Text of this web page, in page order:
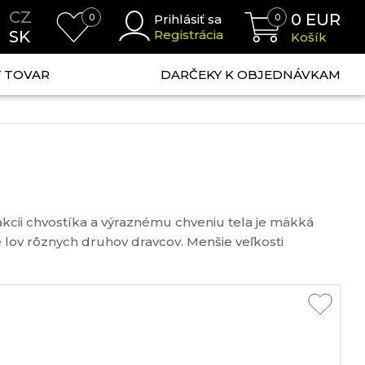
CZ
SK
0
Prihlásiť sa
Registrácia
0 0 EUR
Košík
TOVAR DARČEKY K OBJEDNÁVKAM
chvostíka a výraznému chveniu tela je mäkká
rôznych druhov dravcov. Menšie veľkosti